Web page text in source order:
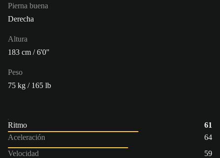
Pierna buena
Derecha
Altura
183 cm / 6'0"
Peso
75 kg / 165 lb
Ritmo
61
Aceleración
64
Velocidad
59